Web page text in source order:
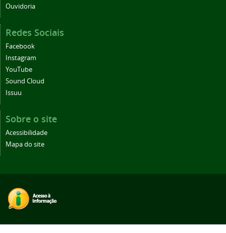
Ouvidoria
Redes Sociais
Facebook
Instagram
YouTube
Sound Cloud
Issuu
Sobre o site
Acessibilidade
Mapa do site